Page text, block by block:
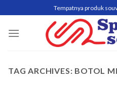
to
content
Tempatnya produk
TAG ARCHIVES: BOTOL